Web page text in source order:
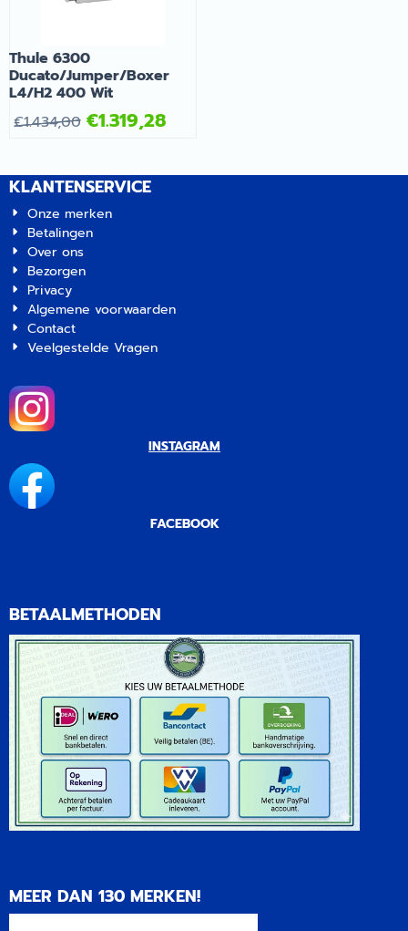
het binnendringen van
water te vermijden. | Thule
6300 Ducato/Jumper/Boxer
L3/H2 375 Wit |
Artikelnummer 2619431
Thule 6300
Ducato/Jumper/Boxer
L4/H2 400 Wit
€1.434,00 €1.319,28
KLANTENSERVICE
Onze merken
Betalingen
Over ons
Bezorgen
Privacy
Algemene voorwaarden
Contact
Veelgestelde Vragen
INSTAGRAM
FACEBOOK
BETAALMETHODEN
MEER DAN 130 MERKEN!